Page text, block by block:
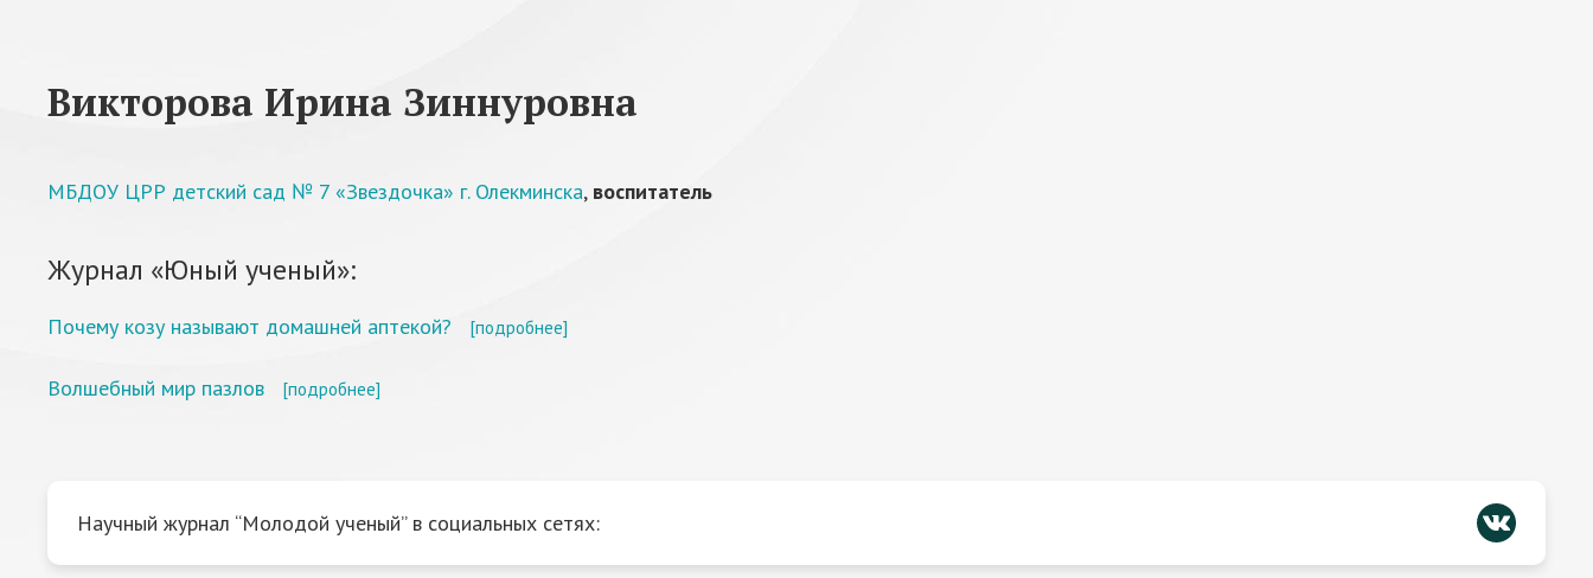
Викторова Ирина Зиннуровна
МБДОУ ЦРР детский сад № 7 «Звездочка» г. Олекминска, воспитатель
Журнал «Юный ученый»:
Почему козу называют домашней аптекой? [подробнее]
Волшебный мир пазлов [подробнее]
Научный журнал “Молодой ученый” в социальных сетях: